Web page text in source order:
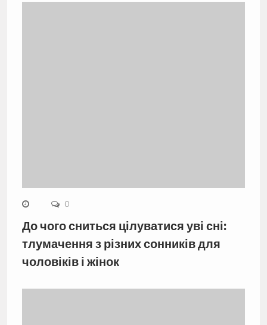
0
До чого сниться цілуватися уві сні:
тлумачення з різних сонників для
чоловіків і жінок